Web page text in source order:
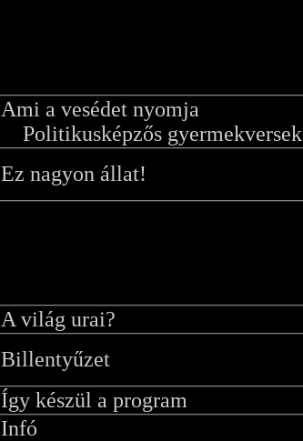
Ami a vesédet nyomja
Politikusképzős gyermekversek
Ez nagyon állat!
A világ urai?
Billentyűzet
Így készül a program
Infó